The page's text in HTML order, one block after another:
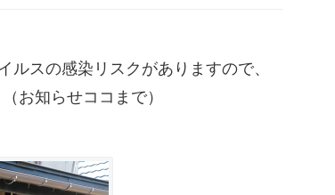
スの感染リスクがありますので、
お知らせココまで）